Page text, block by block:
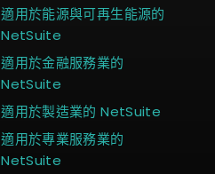
適用於能源與可再生能源的
NetSuite
適用於金融服務業的
NetSuite
適用於製造業的 NetSuite
適用於專業服務業的
NetSuite